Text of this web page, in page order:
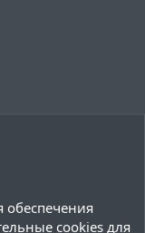
обеспечения
cookies для